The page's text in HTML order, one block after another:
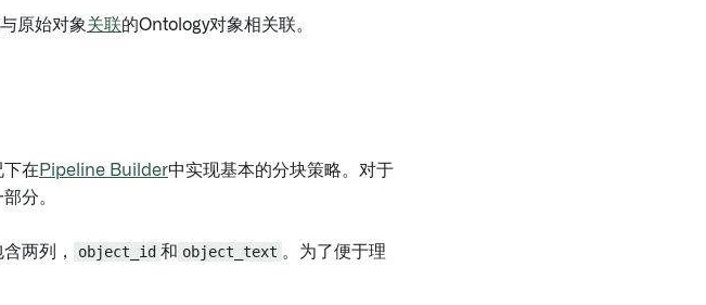
原始对象关联的Ontology对象相关联。
下在 Pipeline Builder中实现基本的分块策略。对于
分。
两列， object_id 和 object_text 。为了便于理